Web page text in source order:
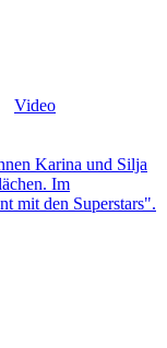
Video